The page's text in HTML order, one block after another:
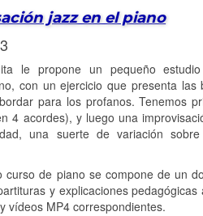
jazz en el piano
le propone un pequeño
con un ejercicio que presenta las
para los profanos. Tenemos
4 acordes), y luego una
una suerte de variación
curso de piano se compone de un
y explicaciones pedagógicas
vídeos MP4 correspondientes.